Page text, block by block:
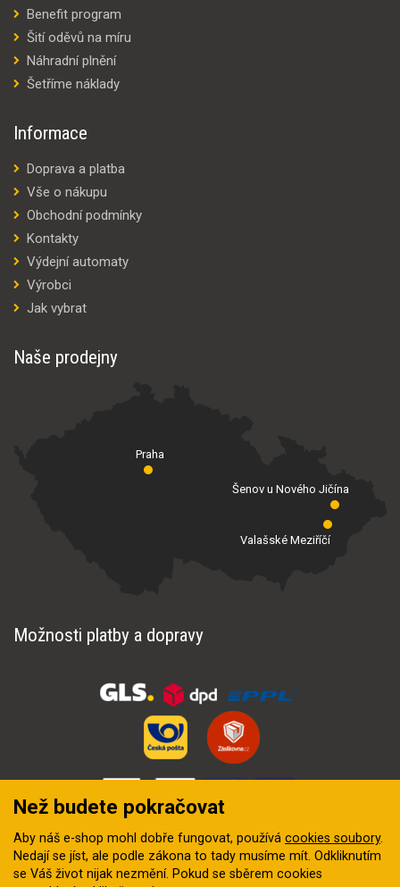
Benefit program
Šití oděvů na míru
Náhradní plnění
Šetříme náklady
Informace
Doprava a platba
Vše o nákupu
Obchodní podmínky
Kontakty
Výdejní automaty
Výrobci
Jak vybrat
Naše prodejny
Praha
Valašské Meziříčí
Šenov u Nového Jičína
Možnosti platby a dopravy
Než budete pokračovat
Aby náš e-shop mohl dobře fungovat, používá cookies soubory.
Nedají se jíst, ale podle zákona to tady musíme mít. Odkliknutím
se Váš život nijak nezmění. Pokud se sběrem cookies